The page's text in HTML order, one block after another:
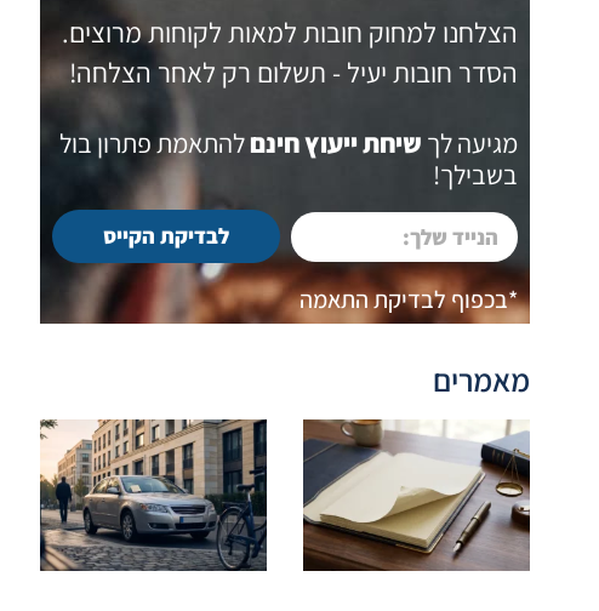
הצלחנו למחוק חובות למאות לקוחות מרוצים.
הסדר חובות יעיל - תשלום רק לאחר הצלחה!
מגיעה לך שיחת ייעוץ חינםלהתאמת פתרון בול
בשבילך!
לבדיקת הקייס
*בכפוף לבדיקת התאמה
מאמרים